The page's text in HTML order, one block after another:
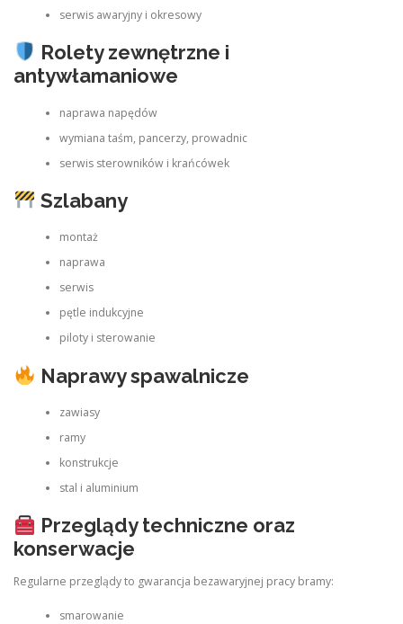
serwis awaryjny i okresowy
Rolety zewnętrzne i
antywłamaniowe
naprawa napędów
wymiana taśm, pancerzy, prowadnic
serwis sterowników i krańcówek
Szlabany
montaż
naprawa
serwis
pętle indukcyjne
piloty i sterowanie
Naprawy spawalnicze
zawiasy
ramy
konstrukcje
stal i aluminium
Przeglądy techniczne oraz
konserwacje
Regularne przeglądy to gwarancja bezawaryjnej pracy bramy:
smarowanie